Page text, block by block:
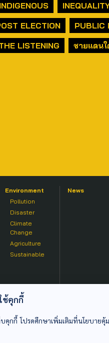
INDIGENOUS
ELECTION
PUBLIC
LISTENING
ชายแดน
Environment
Pollution
Disaster
Climate
Change
Agriculture
Sustainable
News
ช้คุกกี้
บคุกกี้ โปรดศึกษาเพิ่มเติมที่นโยบาย